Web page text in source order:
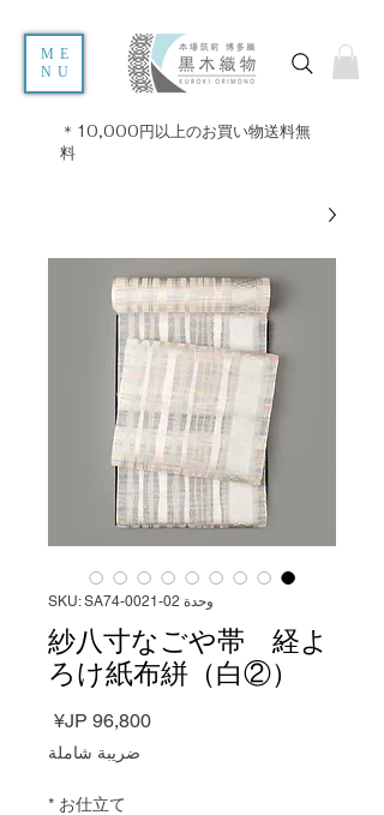
ME
NU
＊10,000円以上のお買い物送料無
料
وحدة SKU: SA74-0021-02
紗八寸なごや帯 経よ
ろけ紙布絣（白②）
السعر
ضريبة شاملة
お仕立て
*